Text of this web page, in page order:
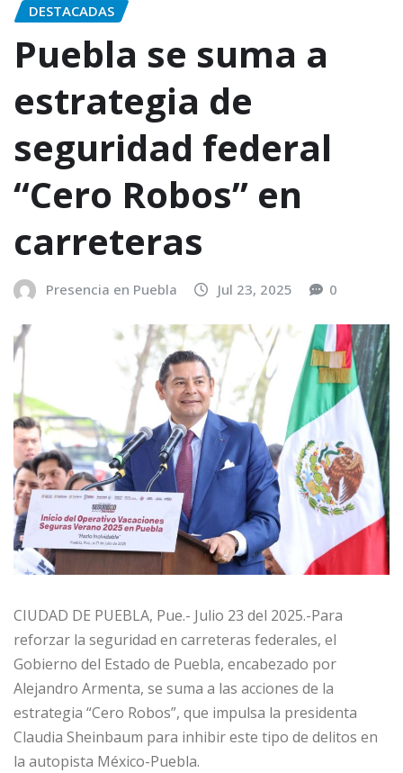
DESTACADAS
Puebla se suma a
estrategia de
seguridad federal
“Cero Robos” en
carreteras
Presencia en Puebla Jul 23, 2025 0
CIUDAD DE PUEBLA, Pue.- Julio 23 del 2025.-Para
reforzar la seguridad en carreteras federales, el
Gobierno del Estado de Puebla, encabezado por
Alejandro Armenta, se suma a las acciones de la
estrategia “Cero Robos”, que impulsa la presidenta
Claudia Sheinbaum para inhibir este tipo de delitos en
la autopista México-Puebla.